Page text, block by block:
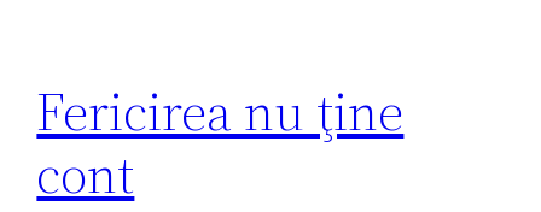
Fericirea nu ţine
cont